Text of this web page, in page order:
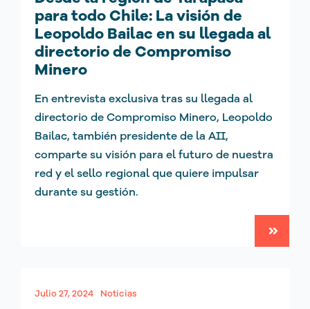
para todo Chile: La visión de
Leopoldo Bailac en su llegada al
directorio de Compromiso
Minero
En entrevista exclusiva tras su llegada al
directorio de Compromiso Minero, Leopoldo
Bailac, también presidente de la AII,
comparte su visión para el futuro de nuestra
red y el sello regional que quiere impulsar
durante su gestión.
Julio 27, 2024 Noticias